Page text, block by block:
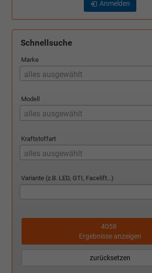
Anmelden
Schnellsuche
Marke
alles ausgewählt
Modell
alles ausgewählt
Kraftstoffart
alles ausgewählt
Variante (z.B. LED, GTI, Facelift...)
4058
Ergebnisse anzeigen
zurücksetzen